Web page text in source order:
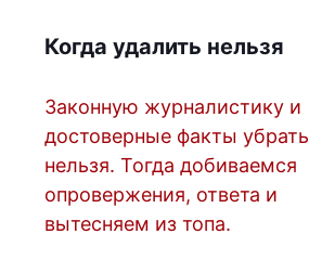
Когда удалить нельзя
Законную журналистику и
достоверные факты убрать
нельзя. Тогда добиваемся
опровержения, ответа и
вытесняем из топа.